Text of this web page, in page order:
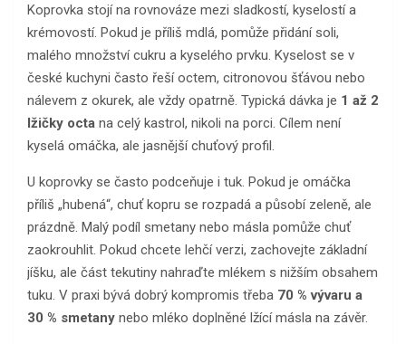
Koprovka stojí na rovnováze mezi sladkostí, kyselostí a
krémovostí. Pokud je příliš mdlá, pomůže přidání soli,
malého množství cukru a kyselého prvku. Kyselost se v
české kuchyni často řeší octem, citronovou šťávou nebo
nálevem z okurek, ale vždy opatrně. Typická dávka je 1 až 2
lžičky octa na celý kastrol, nikoli na porci. Cílem není
kyselá omáčka, ale jasnější chuťový profil.
U koprovky se často podceňuje i tuk. Pokud je omáčka
příliš „hubená“, chuť kopru se rozpadá a působí zeleně, ale
prázdně. Malý podíl smetany nebo másla pomůže chuť
zaokrouhlit. Pokud chcete lehčí verzi, zachovejte základní
jíšku, ale část tekutiny nahraďte mlékem s nižším obsahem
tuku. V praxi bývá dobrý kompromis třeba 70 % vývaru a
30 % smetany nebo mléko doplněné lžící másla na závěr.